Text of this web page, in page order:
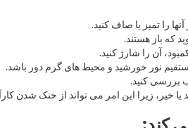
را تمیز یا صاف کنید.
که باز هستند.
آن را شارژ کنید.
نور خورشید و محیط های گرم دور باشد.
بررسی کنید.
یا خیر، زیرا این امر می تواند از خنک شدن